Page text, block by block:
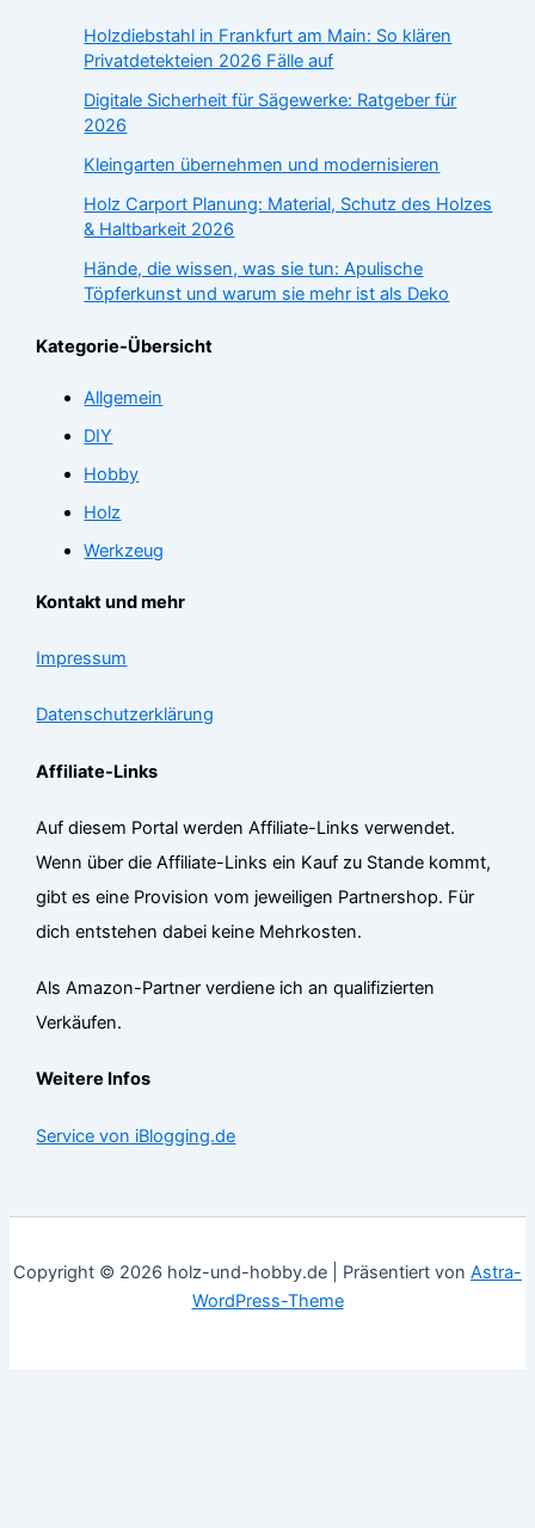
Holzdiebstahl in Frankfurt am Main: So klären
Privatdetekteien 2026 Fälle auf
Digitale Sicherheit für Sägewerke: Ratgeber für
2026
Kleingarten übernehmen und modernisieren
Holz Carport Planung: Material, Schutz des Holzes
& Haltbarkeit 2026
Hände, die wissen, was sie tun: Apulische
Töpferkunst und warum sie mehr ist als Deko
Kategorie-Übersicht
Allgemein
DIY
Hobby
Holz
Werkzeug
Kontakt und mehr
Impressum
Datenschutzerklärung
Affiliate-Links
Auf diesem Portal werden Affiliate-Links verwendet.
Wenn über die Affiliate-Links ein Kauf zu Stande kommt,
gibt es eine Provision vom jeweiligen Partnershop. Für
dich entstehen dabei keine Mehrkosten.
Als Amazon-Partner verdiene ich an qualifizierten
Verkäufen.
Weitere Infos
Service von iBlogging.de
Copyright © 2026 holz-und-hobby.de | Präsentiert von Astra-
WordPress-Theme